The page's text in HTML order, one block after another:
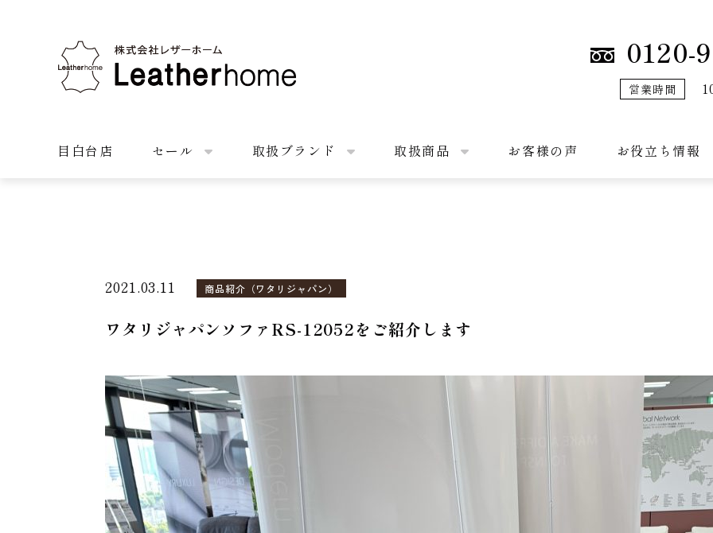
株式会社レザーホーム 0120-
営業時間
目白台店 セール 取扱ブランド 取扱商品 お客様の声 お役立ち情報
2021.03.11 商品紹介（ワタリジャパン）
ワタリジャパンソファRS-12052をご紹介します